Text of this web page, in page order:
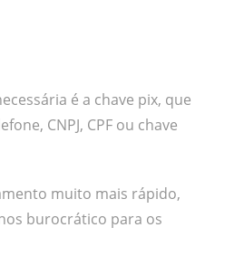
é a chave pix, que
CNPJ, CPF ou chave
muito mais rápido,
burocrático para os